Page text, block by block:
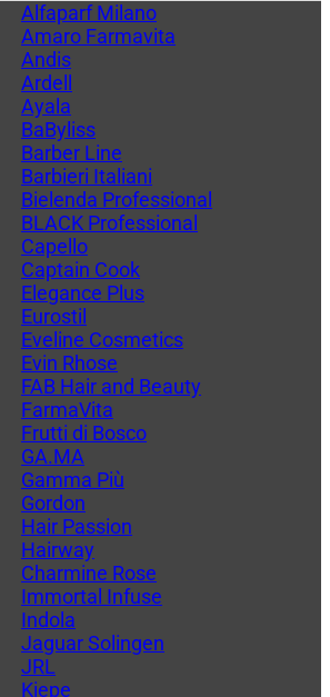
Alfaparf Milano
Amaro Farmavita
Andis
Ardell
Ayala
BaByliss
Barber Line
Barbieri Italiani
Bielenda Professional
BLACK Professional
Capello
Captain Cook
Elegance Plus
Eurostil
Eveline Cosmetics
Evin Rhose
FAB Hair and Beauty
FarmaVita
Frutti di Bosco
GA.MA
Gamma Più
Gordon
Hair Passion
Hairway
Charmine Rose
Immortal Infuse
Indola
Jaguar Solingen
JRL
Kiepe